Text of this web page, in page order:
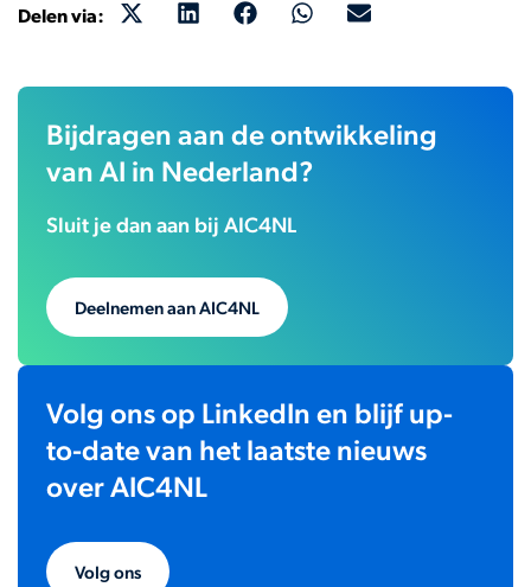
Delen via:
Bijdragen aan de ontwikkeling
van AI in Nederland?
Sluit je dan aan bij AIC4NL
Deelnemen aan AIC4NL
Volg ons op LinkedIn en blijf up-
to-date van het laatste nieuws
over AIC4NL
Volg ons